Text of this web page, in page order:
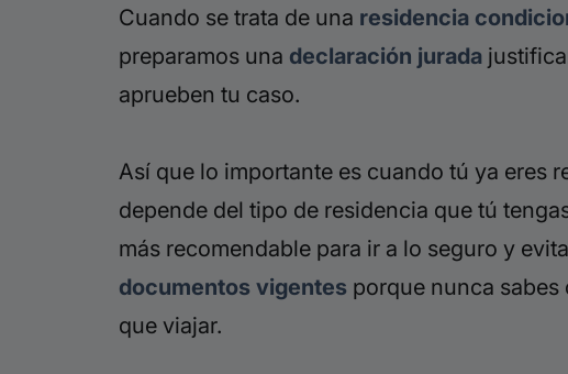
Cuando se trata de una residencia
preparamos una declaración jurada
aprueben tu caso.
Así que lo importante es cuando tú ya eres
depende del tipo de residencia que tú
más recomendable para ir a lo seguro y
documentos vigentes porque nunca sabes
que viajar.